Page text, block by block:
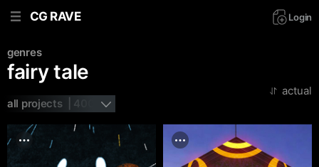
CG RAVE Login
genres
fairy tale
all projects  | 400
actual